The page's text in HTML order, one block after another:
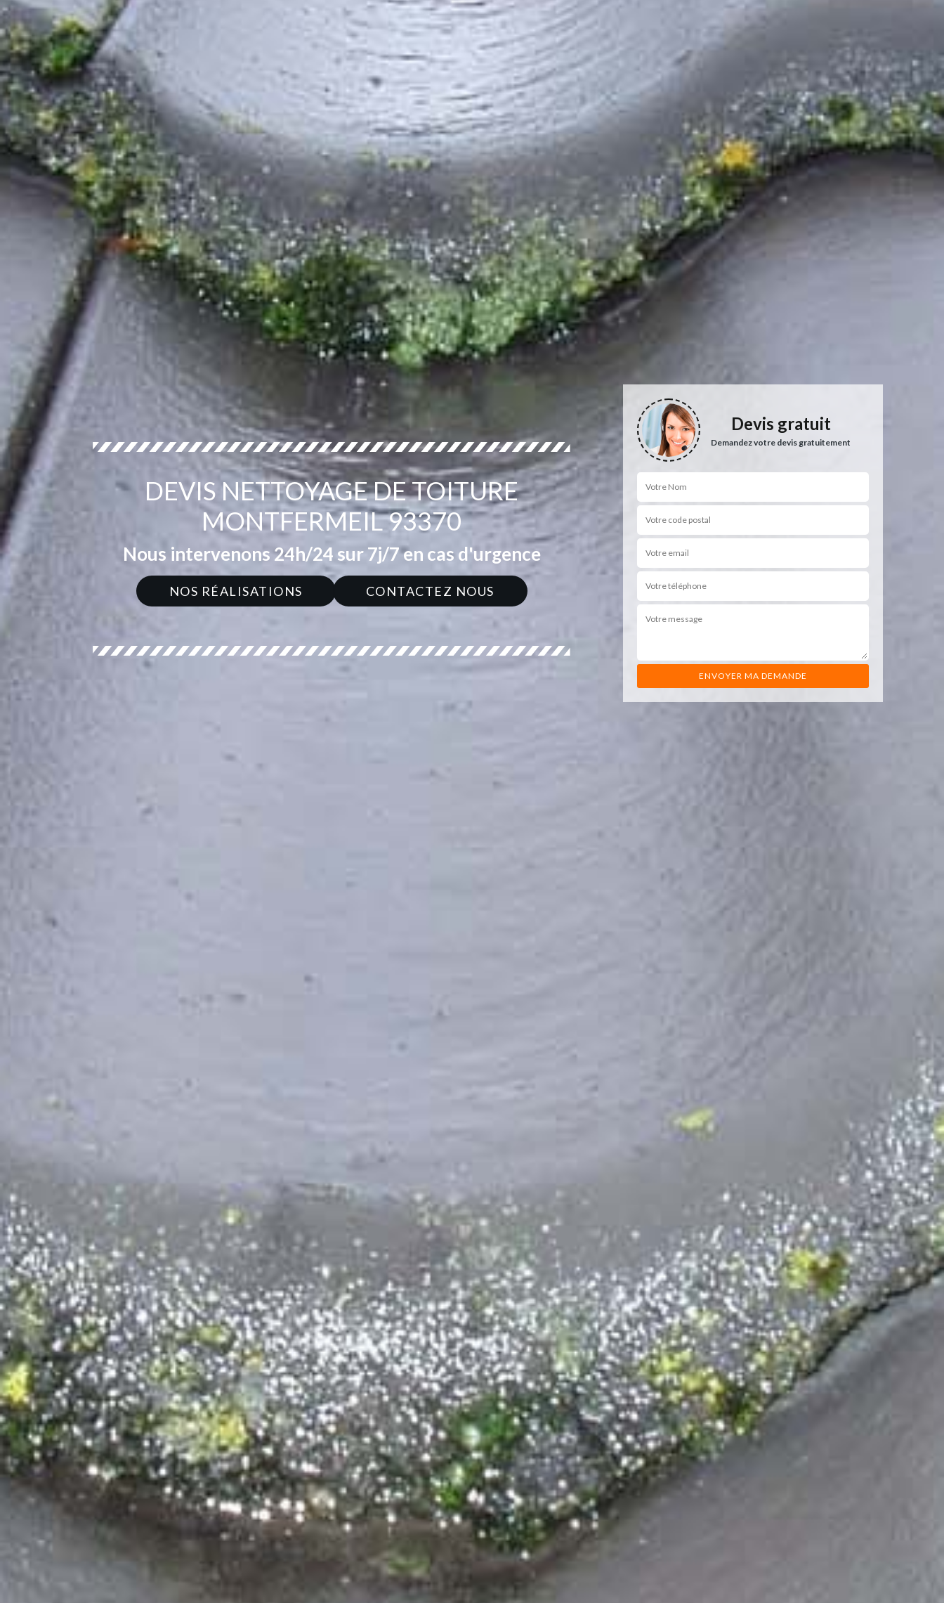
DEVIS NETTOYAGE DE TOITURE
MONTFERMEIL 93370
Nous intervenons 24h/24 sur 7j/7 en cas d'urgence
NOS RÉALISATIONS CONTACTEZ NOUS
Devis gratuit
Demandez votre devis gratuitement